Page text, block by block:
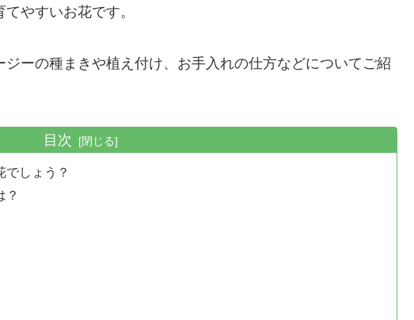
やすいお花です。
ーの種まきや植え付け、お手入れの仕方などについてご紹
目次
でしょう？
？